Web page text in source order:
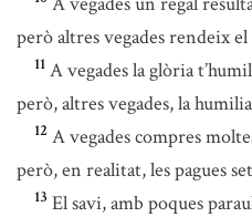
però altres vegades rendeix
11 A vegades la glòria
però, altres vegades, la
12 A vegades compres
però, en realitat, les pagues
13 El savi, amb poques